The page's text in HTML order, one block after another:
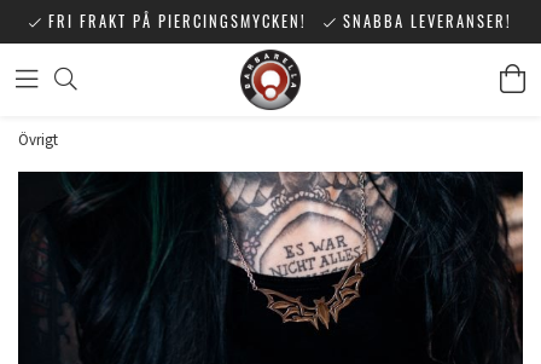
FRI FRAKT PÅ PIERCINGSMYCKEN! SNABBA LEVERANSER!
Övrigt